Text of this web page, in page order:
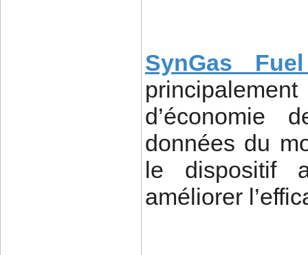
SynGas
d’économie
données du
le dispositif
améliorer